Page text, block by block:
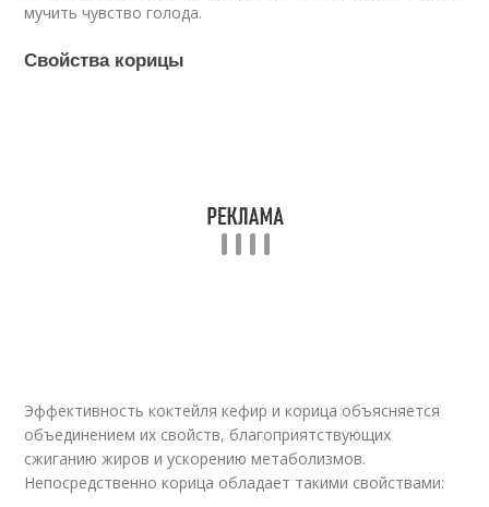
мучить чувство голода.
Свойства корицы
Эффективность коктейля кефир и корица объясняется
объединением их свойств, благоприятствующих
сжиганию жиров и ускорению метаболизмов.
Непосредственно корица обладает такими свойствами: